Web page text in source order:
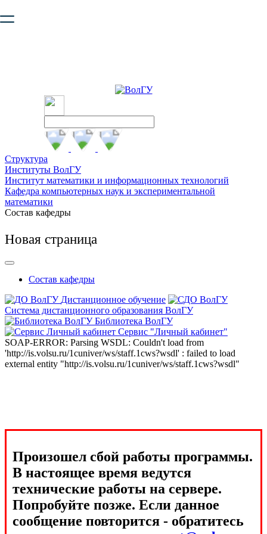
безопасную работу с сайтом. Пожалуйста
Структура
Институты ВолГУ
Институт математики и информационных технологий
Кафедра компьютерных наук и экспериментальной
математики
Состав кафедры
Новая страница
Состав кафедры
Дистанционное обучение
Система дистанционного образования ВолГУ
Библиотека ВолГУ
Сервис "Личный кабинет"
SOAP-ERROR: Parsing WSDL: Couldn't load from
'http://is.volsu.ru/1cuniver/ws/staff.1cws?wsdl' : failed to load
external entity "http://is.volsu.ru/1cuniver/ws/staff.1cws?wsdl"
Произошел сбой работы программы.
В настоящее время ведутся
технические работы на сервере.
Попробуйте позже. Если данное
сообщение повторится - обратитесь